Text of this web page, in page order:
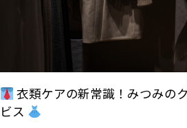
衣類ケアの新常識！みつみの
ビス